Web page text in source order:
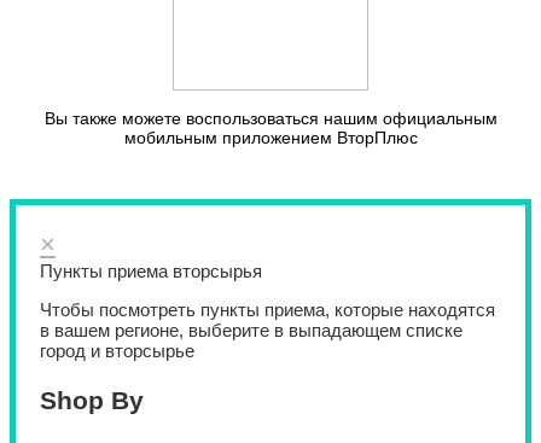
Вы также можете воспользоваться нашим официальным
мобильным приложением ВторПлюс
×
Пункты приема вторсырья
Чтобы посмотреть пункты приема, которые находятся
в вашем регионе, выберите в выпадающем списке
город и вторсырье
Shop By